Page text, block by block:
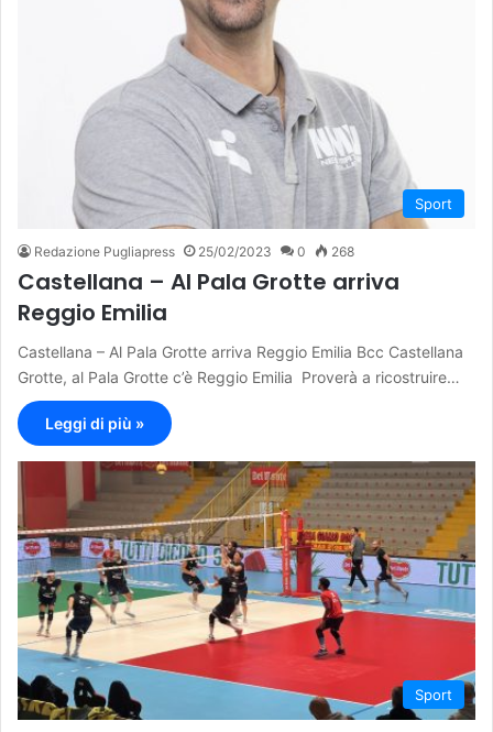
Sport
Redazione Pugliapress 25/02/2023 0 268
Castellana – Al Pala Grotte arriva
Reggio Emilia
Castellana – Al Pala Grotte arriva Reggio Emilia Bcc Castellana
Grotte, al Pala Grotte c’è Reggio Emilia Proverà a ricostruire…
Leggi di più »
Sport